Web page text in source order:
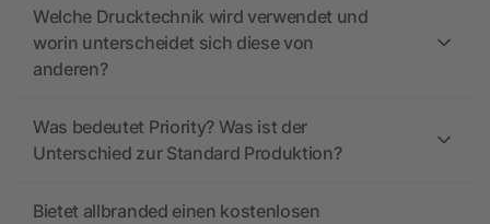
Welche Drucktechnik wird verwendet und
worin unterscheidet sich diese von
anderen?
Was bedeutet Priority? Was ist der
Unterschied zur Standard Produktion?
Bietet allbranded einen kostenlosen